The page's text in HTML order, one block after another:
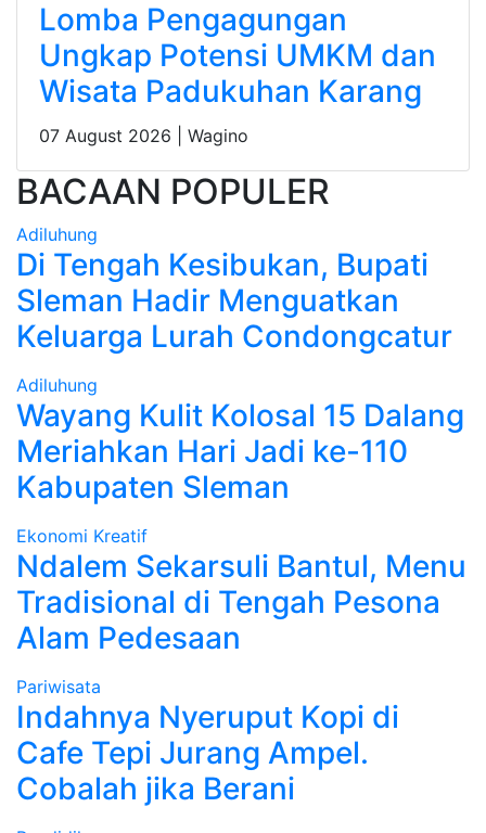
Lomba Pengagungan
Ungkap Potensi UMKM dan
Wisata Padukuhan Karang
07 August 2026 | Wagino
BACAAN POPULER
Adiluhung
Di Tengah Kesibukan, Bupati
Sleman Hadir Menguatkan
Keluarga Lurah Condongcatur
Adiluhung
Wayang Kulit Kolosal 15 Dalang
Meriahkan Hari Jadi ke-110
Kabupaten Sleman
Ekonomi Kreatif
Ndalem Sekarsuli Bantul, Menu
Tradisional di Tengah Pesona
Alam Pedesaan
Pariwisata
Indahnya Nyeruput Kopi di
Cafe Tepi Jurang Ampel.
Cobalah jika Berani